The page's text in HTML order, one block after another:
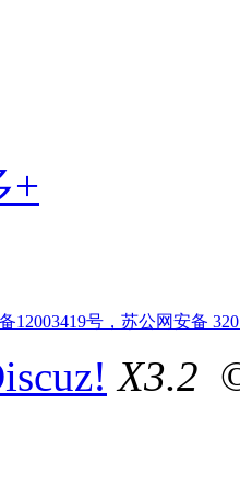
+
12003419号，苏公网安备
X3.2